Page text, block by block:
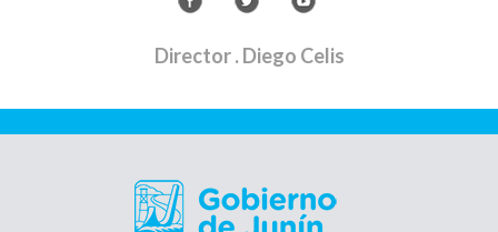
Director. Diego Celis